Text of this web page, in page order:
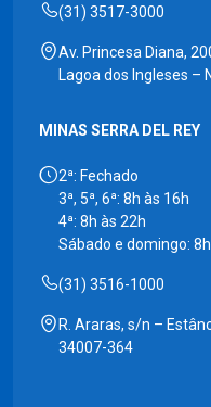
(31) 3517-3000
Av. Princesa Diana,
Lagoa dos Ingleses –
MINAS SERRA DEL REY
2ª: Fechado
3ª, 5ª, 6ª: 8h às 16h
4ª: 8h às 22h
Sábado e domingo:
(31) 3516-1000
R. Araras, s/n –
34007-364